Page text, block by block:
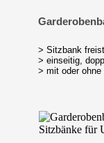
> Sitzbank
> einseitig,
> mit oder ohne